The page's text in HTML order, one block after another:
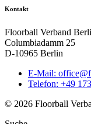
Kontakt
Floorball Verband
Columbiadamm 25
D-10965 Berlin
E-Mail:
Telefon: +49
© 2026 Floorball